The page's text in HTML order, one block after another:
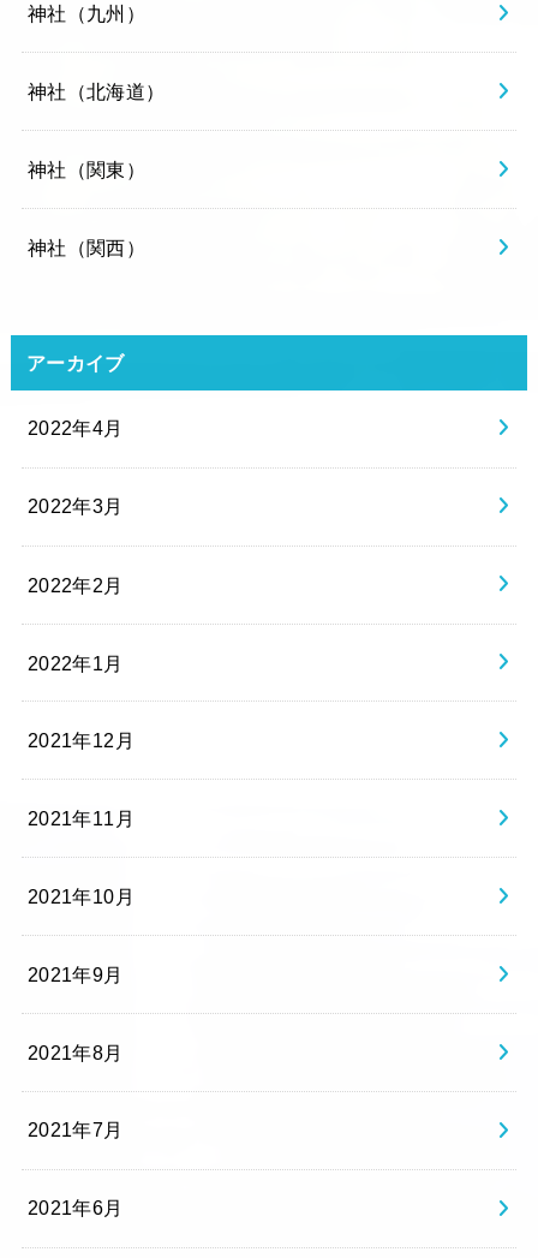
神社（九州）
神社（北海道）
神社（関東）
神社（関西）
アーカイブ
2022年4月
2022年3月
2022年2月
2022年1月
2021年12月
2021年11月
2021年10月
2021年9月
2021年8月
2021年7月
2021年6月